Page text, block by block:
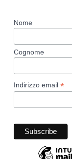
Nome
Cognome
Indirizzo email *